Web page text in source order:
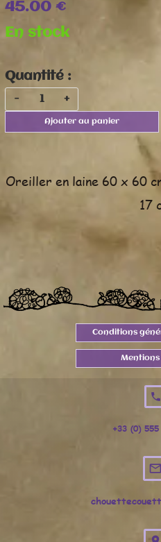
45.00 €
En stock
Quantité :
-
+
Ajouter au panier
Oreiller en laine 60 x 60
17
Conditions
Mentions
local_phone
+33 (0)
mail_outline